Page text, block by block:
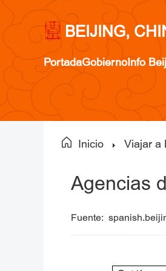
BEIJING,
PortadaGobiernoInfo
Inicio Viajar a
Agencias
Fuente: